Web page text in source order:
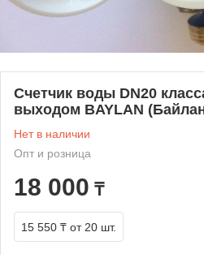
Счетчик воды DN20
выходом BAYLAN
Нет в наличии
Опт и розница
18 000 ₸
15 550 ₸ от 20 шт.